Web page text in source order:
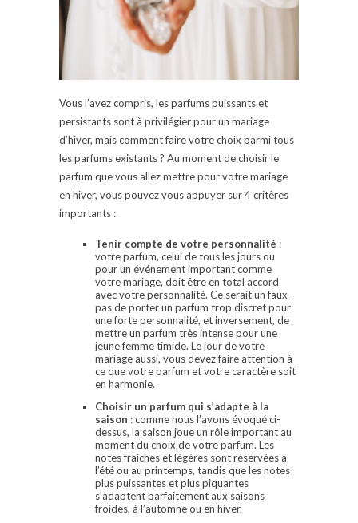
Vous l’avez compris, les parfums puissants et
persistants sont à privilégier pour un mariage
d’hiver, mais comment faire votre choix parmi tous
les parfums existants ? Au moment de choisir le
parfum que vous allez mettre pour votre mariage
en hiver, vous pouvez vous appuyer sur 4 critères
importants :
Tenir compte de votre personnalité :
votre parfum, celui de tous les jours ou
pour un événement important comme
votre mariage, doit être en total accord
avec votre personnalité. Ce serait un faux-
pas de porter un parfum trop discret pour
une forte personnalité, et inversement, de
mettre un parfum très intense pour une
jeune femme timide. Le jour de votre
mariage aussi, vous devez faire attention à
ce que votre parfum et votre caractère soit
en harmonie.
Choisir un parfum qui s’adapte à la
saison : comme nous l’avons évoqué ci-
dessus, la saison joue un rôle important au
moment du choix de votre parfum. Les
notes fraiches et légères sont réservées à
l’été ou au printemps, tandis que les notes
plus puissantes et plus piquantes
s’adaptent parfaitement aux saisons
froides, à l’automne ou en hiver.